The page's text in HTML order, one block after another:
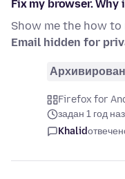
Fix my browser.
Show me the how
Email hidden for
Firefox for
задан 1 год
Khalid